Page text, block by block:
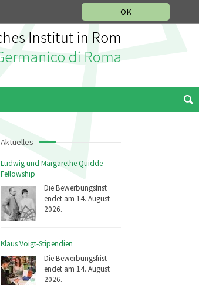
OK
Aktuelles
Ludwig und Margarethe Quidde
Fellowship
Die Bewerbungsfrist
endet am 14. August
2026.
Klaus Voigt-Stipendien
Die Bewerbungsfrist
endet am 14. August
2026.